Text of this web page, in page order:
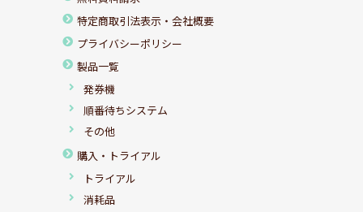
特定商取引法表示・会社概要
プライバシーポリシー
製品一覧
発券機
順番待ちシステム
その他
購入・トライアル
トライアル
消耗品